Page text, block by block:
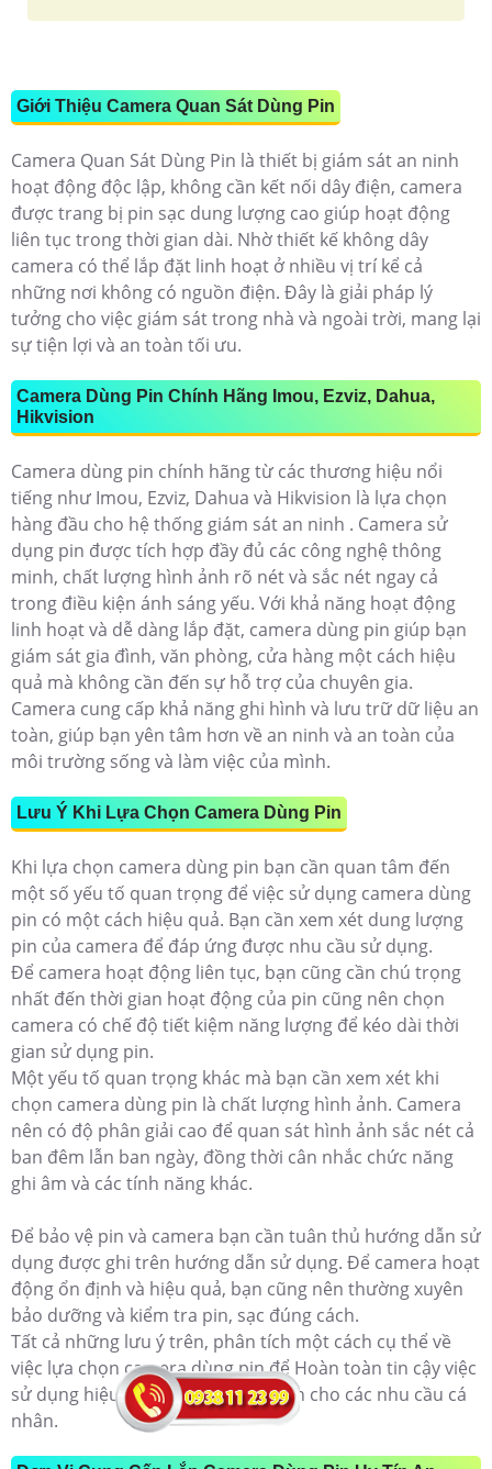
Giới Thiệu Camera Quan Sát Dùng Pin
Camera Quan Sát Dùng Pin là thiết bị giám sát an ninh
hoạt động độc lập, không cần kết nối dây điện, camera
được trang bị pin sạc dung lượng cao giúp hoạt động
liên tục trong thời gian dài. Nhờ thiết kế không dây
camera có thể lắp đặt linh hoạt ở nhiều vị trí kể cả
những nơi không có nguồn điện. Đây là giải pháp lý
tưởng cho việc giám sát trong nhà và ngoài trời, mang lại
sự tiện lợi và an toàn tối ưu.
Camera Dùng Pin Chính Hãng Imou, Ezviz, Dahua,
Hikvision
Camera dùng pin chính hãng từ các thương hiệu nổi
tiếng như Imou, Ezviz, Dahua và Hikvision là lựa chọn
hàng đầu cho hệ thống giám sát an ninh . Camera sử
dụng pin được tích hợp đầy đủ các công nghệ thông
minh, chất lượng hình ảnh rõ nét và sắc nét ngay cả
trong điều kiện ánh sáng yếu. Với khả năng hoạt động
linh hoạt và dễ dàng lắp đặt, camera dùng pin giúp bạn
giám sát gia đình, văn phòng, cửa hàng một cách hiệu
quả mà không cần đến sự hỗ trợ của chuyên gia.
Camera cung cấp khả năng ghi hình và lưu trữ dữ liệu an
toàn, giúp bạn yên tâm hơn về an ninh và an toàn của
môi trường sống và làm việc của mình.
Lưu Ý Khi Lựa Chọn Camera Dùng Pin
Khi lựa chọn camera dùng pin bạn cần quan tâm đến
một số yếu tố quan trọng để việc sử dụng camera dùng
pin có một cách hiệu quả. Bạn cần xem xét dung lượng
pin của camera để đáp ứng được nhu cầu sử dụng.
Để camera hoạt động liên tục, bạn cũng cần chú trọng
nhất đến thời gian hoạt động của pin cũng nên chọn
camera có chế độ tiết kiệm năng lượng để kéo dài thời
gian sử dụng pin.
Một yếu tố quan trọng khác mà bạn cần xem xét khi
chọn camera dùng pin là chất lượng hình ảnh. Camera
nên có độ phân giải cao để quan sát hình ảnh sắc nét cả
ban đêm lẫn ban ngày, đồng thời cân nhắc chức năng
ghi âm và các tính năng khác.
Để bảo vệ pin và camera bạn cần tuân thủ hướng dẫn sử
dụng được ghi trên hướng dẫn sử dụng. Để camera hoạt
động ổn định và hiệu quả, bạn cũng nên thường xuyên
bảo dưỡng và kiểm tra pin, sạc đúng cách.
Tất cả những lưu ý trên, phân tích một cách cụ thể về
việc lựa chọn camera dùng pin để Hoàn toàn tin cậy việc
sử dụng hiệu quả và bảo vệ an ninh cho các nhu cầu cá
nhân.